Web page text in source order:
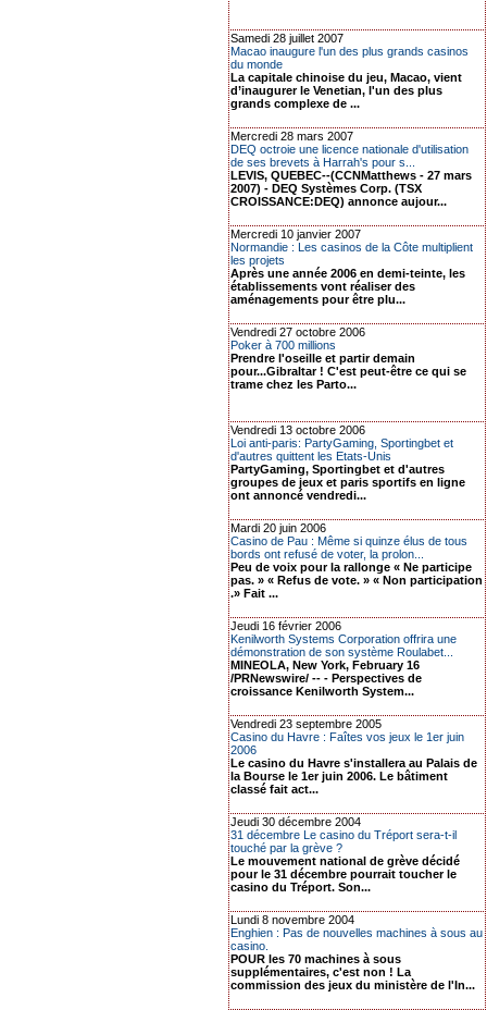
Samedi 28 juillet 2007
Macao inaugure l'un des plus grands casinos
du monde
La capitale chinoise du jeu, Macao, vient
d’inaugurer le Venetian, l'un des plus
grands complexe de ...
Mercredi 28 mars 2007
DEQ octroie une licence nationale d'utilisation
de ses brevets à Harrah's pour s...
LEVIS, QUEBEC--(CCNMatthews - 27 mars
2007) - DEQ Systèmes Corp. (TSX
CROISSANCE:DEQ) annonce aujour...
Mercredi 10 janvier 2007
Normandie : Les casinos de la Côte multiplient
les projets
Après une année 2006 en demi-teinte, les
établissements vont réaliser des
aménagements pour être plu...
Vendredi 27 octobre 2006
Poker à 700 millions
Prendre l'oseille et partir demain
pour...Gibraltar ! C'est peut-être ce qui se
trame chez les Parto...
Vendredi 13 octobre 2006
Loi anti-paris: PartyGaming, Sportingbet et
d'autres quittent les Etats-Unis
PartyGaming, Sportingbet et d'autres
groupes de jeux et paris sportifs en ligne
ont annoncé vendredi...
Mardi 20 juin 2006
Casino de Pau : Même si quinze élus de tous
bords ont refusé de voter, la prolon...
Peu de voix pour la rallonge « Ne participe
pas. » « Refus de vote. » « Non participation
.» Fait ...
Jeudi 16 février 2006
Kenilworth Systems Corporation offrira une
démonstration de son système Roulabet...
MINEOLA, New York, February 16
/PRNewswire/ -- - Perspectives de
croissance Kenilworth System...
Vendredi 23 septembre 2005
Casino du Havre : Faîtes vos jeux le 1er juin
2006
Le casino du Havre s'installera au Palais de
la Bourse le 1er juin 2006. Le bâtiment
classé fait act...
Jeudi 30 décembre 2004
31 décembre Le casino du Tréport sera-t-il
touché par la grève ?
Le mouvement national de grève décidé
pour le 31 décembre pourrait toucher le
casino du Tréport. Son...
Lundi 8 novembre 2004
Enghien : Pas de nouvelles machines à sous au
casino.
POUR les 70 machines à sous
supplémentaires, c'est non ! La
commission des jeux du ministère de l'In...